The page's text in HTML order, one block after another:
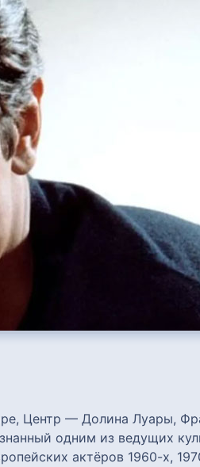
Центр — Долина Луары,
одним из ведущих
актёров 1960-х,